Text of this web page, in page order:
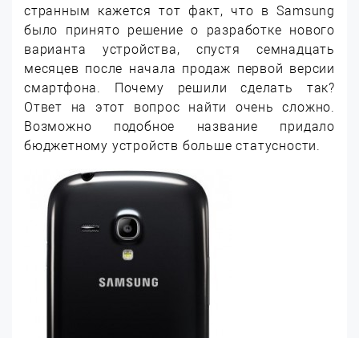
странным кажется тот факт, что в Samsung
было принято решение о разработке нового
варианта устройства, спустя семнадцать
месяцев после начала продаж первой версии
смартфона. Почему решили сделать так?
Ответ на этот вопрос найти очень сложно.
Возможно подобное название придало
бюджетному устройств больше статусности.